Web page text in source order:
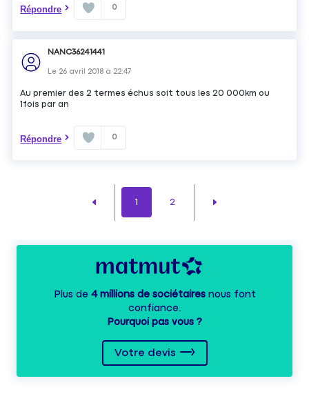
Répondre 0
NANC36241441
Le 26 avril 2018 à 22:47
Au premier des 2 termes échus soit tous les 20 000km ou
1fois par an
Répondre 0
1 2
Plus de 4 millions de sociétairesnous font
confiance.
Pourquoi pas vous ?
Votre devis